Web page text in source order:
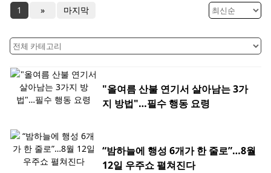
1 » 마지막
"올여름 산불 연기서 살아남는 3가
지 방법"…필수 행동 요령
“밤하늘에 행성 6개가 한 줄로”…8월
12일 우주쇼 펼쳐진다